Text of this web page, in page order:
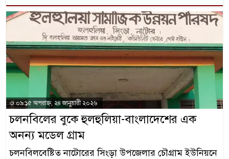
০৯:১৫ অপরাহ্ন, ২৪ জানুয়ারী ২০২৬
চলনবিলের বুকে হুলহুলিয়া-বাংলাদেশের এক
অনন্য মডেল গ্রাম
চলনবিলবেষ্টিত নাটোরের সিংড়া উপজেলার চৌগ্রাম ইউনিয়নে